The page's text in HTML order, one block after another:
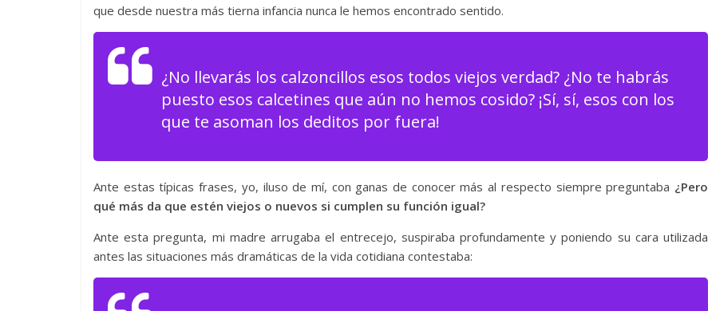
que desde nuestra más tierna infancia nunca le hemos encontrado sentido.
¿No llevarás los calzoncillos esos todos viejos verdad? ¿No te habrás
puesto esos calcetines que aún no hemos cosido? ¡Sí, sí, esos con los
que te asoman los deditos por fuera!
Ante estas típicas frases, yo, iluso de mí, con ganas de conocer más al respecto siempre preguntaba ¿Pero
qué más da que estén viejos o nuevos si cumplen su función igual?
Ante esta pregunta, mi madre arrugaba el entrecejo, suspiraba profundamente y poniendo su cara utilizada
antes las situaciones más dramáticas de la vida cotidiana contestaba: